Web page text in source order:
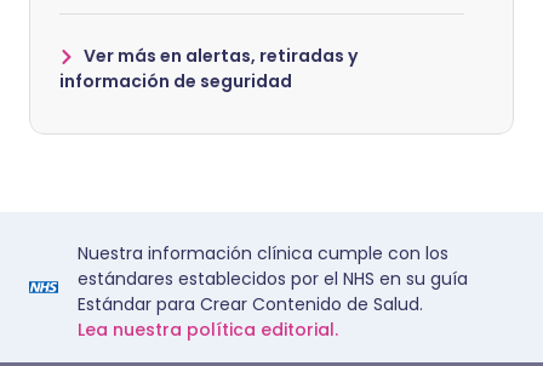
Ver más en alertas, retiradas y
información de seguridad
Nuestra información clínica cumple con los
estándares establecidos por el NHS en su guía
Estándar para Crear Contenido de Salud.
Lea nuestra política editorial.